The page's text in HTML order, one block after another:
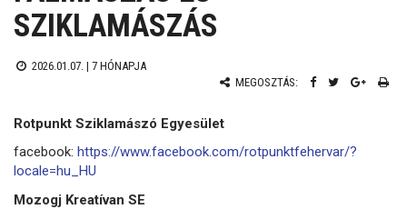
SZIKLAMÁSZÁS
2026.01.07. | 7 HÓNAPJA
MEGOSZTÁS:
Rotpunkt Sziklamászó Egyesület
facebook: https://www.facebook.com/rotpunktfehervar/?
locale=hu_HU
Mozogj Kreatívan SE